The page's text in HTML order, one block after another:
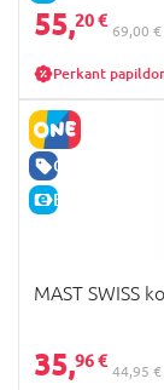
55,20 €
69,00 €
Perkant
GERA KAINA
E-KAINA
MAST SWISS
35,96 €
44,95 €